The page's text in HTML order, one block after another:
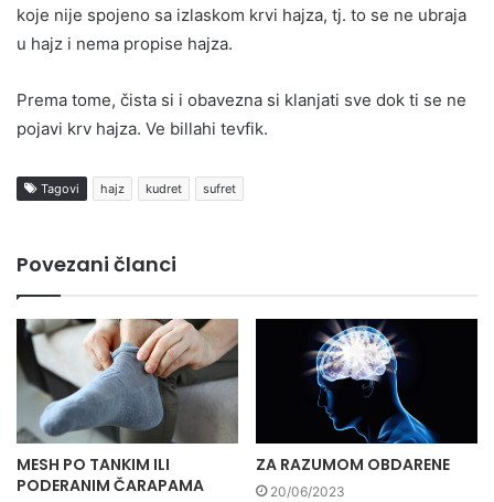
koje nije spojeno sa izlaskom krvi hajza, tj. to se ne ubraja
u hajz i nema propise hajza.
Prema tome, čista si i obavezna si klanjati sve dok ti se ne
pojavi krv hajza. Ve billahi tevfik.
Tagovi hajz kudret sufret
Povezani članci
MESH PO TANKIM ILI
PODERANIM ČARAPAMA
ZA RAZUMOM OBDARENE
20/06/2023